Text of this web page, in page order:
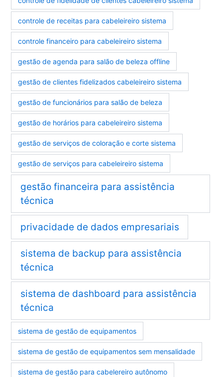
controle de receitas para cabeleireiro sistema
controle financeiro para cabeleireiro sistema
gestão de agenda para salão de beleza offline
gestão de clientes fidelizados cabeleireiro sistema
gestão de funcionários para salão de beleza
gestão de horários para cabeleireiro sistema
gestão de serviços de coloração e corte sistema
gestão de serviços para cabeleireiro sistema
gestão financeira para assistência
técnica
privacidade de dados empresariais
sistema de backup para assistência
técnica
sistema de dashboard para assistência
técnica
sistema de gestão de equipamentos
sistema de gestão de equipamentos sem mensalidade
sistema de gestão para cabelereiro autônomo